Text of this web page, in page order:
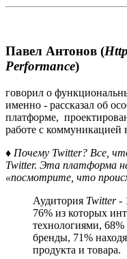
Павел Антонов (
Performance)
говорил о
именно - рассказал об
платформе,
работе с коммуникацией
♦ Почему Twitter? Все,
Twitter. Эта платформа
«посмотрите, что
Аудитория Twitter-
76% из которых
технологиями,
бренды, 71%
продукта и товара.